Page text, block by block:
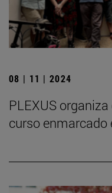
08 | 11 | 2024
PLEXUS
curso enmarcado